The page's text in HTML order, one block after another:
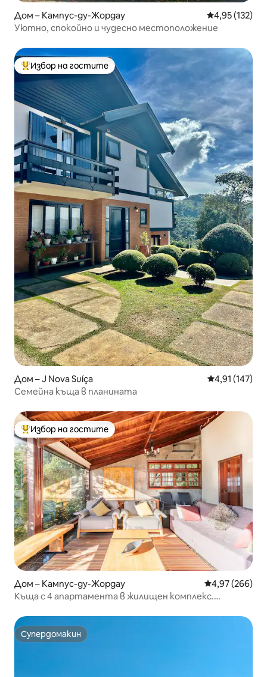
Дом – Кампус-ду-Жордау Средна
4,95 (132)
Уютно, спокойно и чудесно местоположение
Най-популярен избор на гостите
Избор на гостите
Дом – J Nova Suíça Средна
4,91 (147)
Семейна къща в планината
Най-популярен избор на гостите
Избор на гостите
Дом – Кампус-ду-Жордау Средна
4,97 (266)
Къща с 4 апартамента в жилищен комплекс.
Супердомакин
Супердомакин